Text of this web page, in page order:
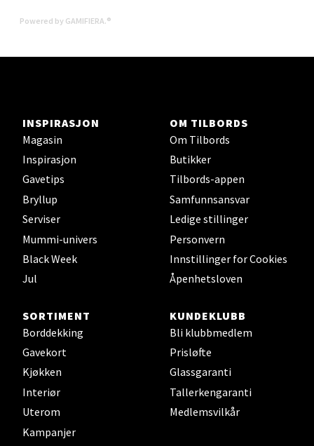
Powered by GAMIFIERA.®
INSPIRASJON
Magasin
Inspirasjon
Gavetips
Bryllup
Serviser
Mummi-univers
Black Week
Jul
OM TILBORDS
Om Tilbords
Butikker
Tilbords-appen
Samfunnsansvar
Ledige stillinger
Personvern
Innstillinger for Cookies
Åpenhetsloven
SORTIMENT
Borddekking
Gavekort
Kjøkken
Interiør
Uterom
Kampanjer
KUNDEKLUBB
Bli klubbmedlem
Prisløfte
Glassgaranti
Tallerkengaranti
Medlemsvilkår
Erich Mogensøns vei 38, 0594 Oslo
0 i butikk
Bryne/Jæren - M44
Jupiterveien 2, 4340 Bryne
Åpent i dag 10-20
0 i butikk
Stavanger og Sandnes - Thon
Senter Madla
Madlakrossen nr 9, 4042 Stavanger
Åpent i dag 10-20
0 i butikk